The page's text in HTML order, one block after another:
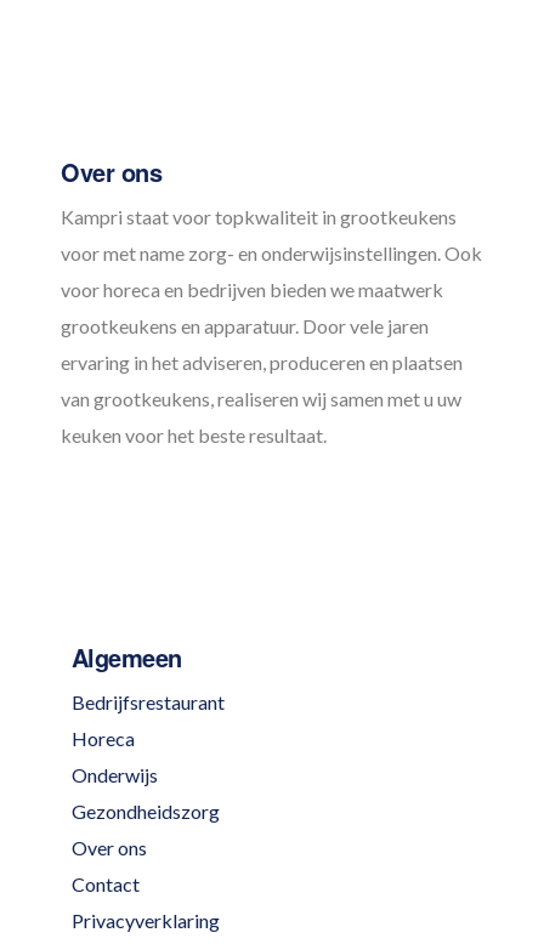
Over ons
Kampri staat voor topkwaliteit in grootkeukens
voor met name zorg- en onderwijsinstellingen. Ook
voor horeca en bedrijven bieden we maatwerk
grootkeukens en apparatuur. Door vele jaren
ervaring in het adviseren, produceren en plaatsen
van grootkeukens, realiseren wij samen met u uw
keuken voor het beste resultaat.
Algemeen
Bedrijfsrestaurant
Horeca
Onderwijs
Gezondheidszorg
Over ons
Contact
Privacyverklaring